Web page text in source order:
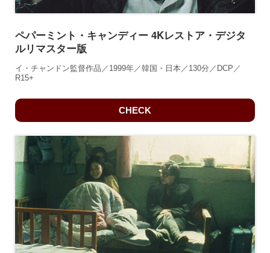
ペパーミント・キャンディー 4Kレストア・デジタ
ルリマスター版
イ・チャンドン監督作品／1999年／韓国・日本／130分／DCP／
R15+
CHECK